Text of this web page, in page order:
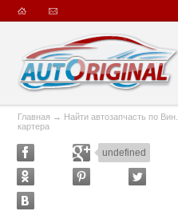
Главная → Найти автозапчасть по
картера
undefined